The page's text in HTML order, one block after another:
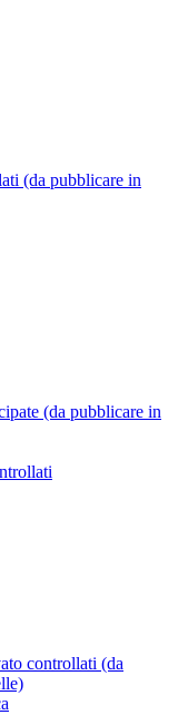
(da pubblicare in
(da pubblicare in
controllati (da